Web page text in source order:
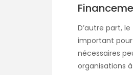
D’autre part,
important
nécessaires
organisations